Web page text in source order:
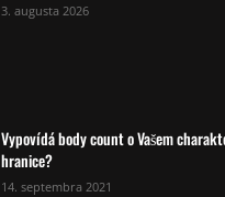
3. augusta 2026
Vypovídá body count o Vašem
hranice?
14. septembra 2021